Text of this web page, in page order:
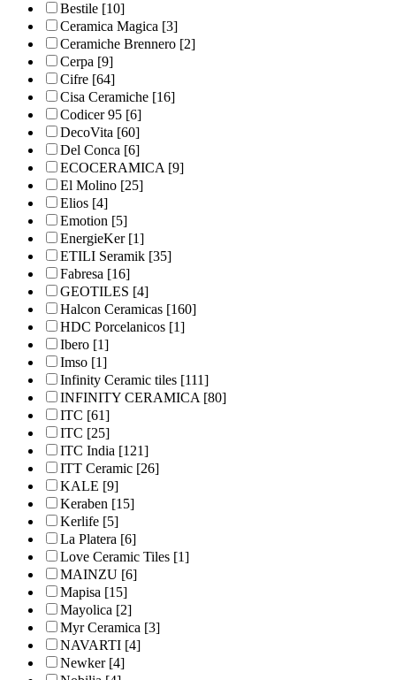
Bestile [10]
Ceramica Magica [3]
Ceramiche Brennero [2]
Cerpa [9]
Cifre [64]
Cisa Ceramiche [16]
Codicer 95 [6]
DecoVita [60]
Del Conca [6]
ECOCERAMICA[9]
El Molino [25]
Elios [4]
Emotion [5]
EnergieKer[1]
ETILI Seramik [35]
Fabresa [16]
GEOTILES [4]
Halcon Ceramicas [160]
HDC Porcelanicos [1]
Ibero [1]
Imso [1]
Infinity Ceramic tiles [111]
INFINITY CERAMICA[80]
ITC [61]
ITC [25]
ITC India [121]
ITT Ceramic [26]
KALE [9]
Keraben [15]
Kerlife [5]
La Platera [6]
Love Ceramic Tiles [1]
MAINZU [6]
Mapisa [15]
Mayolica [2]
Myr Ceramica [3]
NAVARTI [4]
Newker[4]